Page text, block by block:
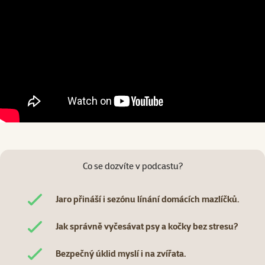
Co se dozvíte v podcastu?
Jaro přináší i sezónu línání domácích mazlíčků.
Jak správně vyčesávat psy a kočky bez stresu?
Bezpečný úklid myslí i na zvířata.